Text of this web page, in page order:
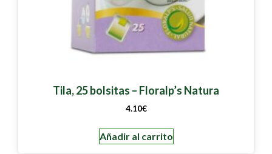
Tila, 25 bolsitas – Floralp’s Natura
4.10€
Añadir al carrito